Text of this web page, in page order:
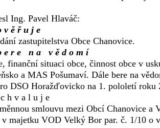
Ing. Pavel Hlaváč:
v ě ř u j e
zastupitelstva Obce Chanovice.
e r e n a v ě d o m í
finanční situaci obce, činnost obce v
a MAS Pošumaví. Dále bere na
DSO Horažďovicko na 1. pololetí
h v a l u j e
smlouvu mezi Obcí Chanovice
majetku VOD Velký Bor par. č. 1/10 o